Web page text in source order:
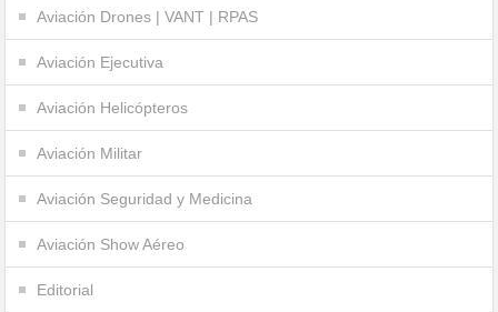
Aviación Drones | VANT | RPAS
Aviación Ejecutiva
Aviación Helicópteros
Aviación Militar
Aviación Seguridad y Medicina
Aviación Show Aéreo
Editorial